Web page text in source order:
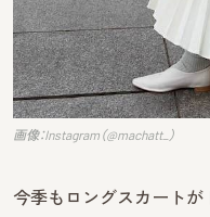
画像：Instagram（@machatt_）
今季もロングスカートが